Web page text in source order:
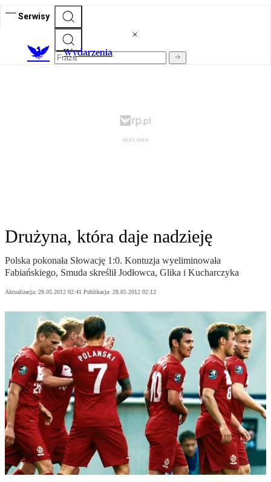
Serwisy
Wydarzenia
Drużyna, która daje nadzieję
Polska pokonała Słowację 1:0. Kontuzja wyeliminowała
Fabiańskiego, Smuda skreślił Jodłowca, Glika i Kucharczyka
Aktualizacja: 28.05.2012 02:41 Publikacja: 28.05.2012 02:12